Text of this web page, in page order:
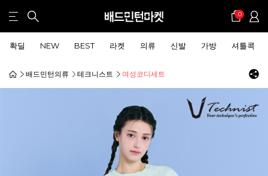
0
확딜 NEW BEST 라켓 의류 신발 가방 셔틀콕
배드민턴의류 테크니스트 여성코디세트